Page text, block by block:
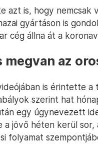
azt is, hogy nemcsak
gyártáson is
cég állna át a
megvan az
is érintette a
szerint hat
egy úgynevezett
jövő héten kerül sor,
folyamat